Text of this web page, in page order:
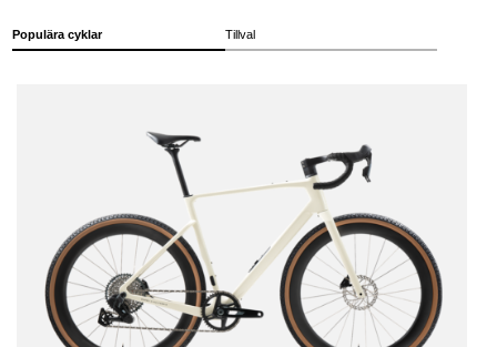
Populära cyklar Tillval